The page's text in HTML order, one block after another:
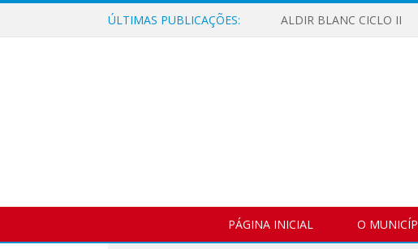
ÚLTIMAS PUBLICAÇÕES: ALDIR BLANC CICLO II
PÁGINA INICIAL O